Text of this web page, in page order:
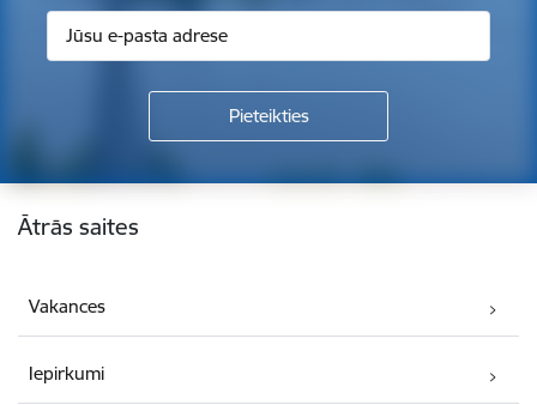
Kājene
Ātrās saites
Vakances
Iepirkumi